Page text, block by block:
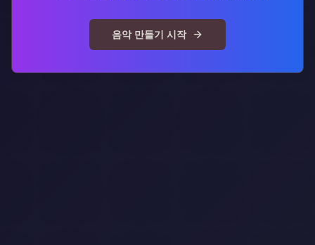
음악 만들기 시작